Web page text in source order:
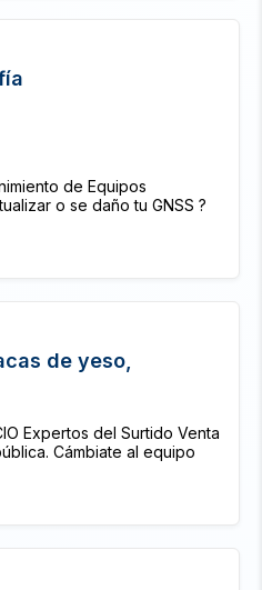
de Equipos
o se daño tu GNSS ?
de yeso,
Expertos del Surtido Venta
Cámbiate al equipo